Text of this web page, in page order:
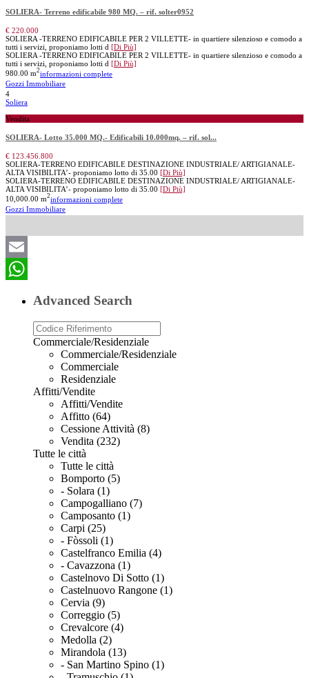
SOLIERA- Terreno edificabile 980 MQ. – rif. solter0952
€ 220.000
SOLIERA -TERRENO EDIFICABILE PER 2 VILLETTE- in quartiere silenzioso e comodo a
tutti i servizi, proponiamo lotti d [Di Più]
SOLIERA -TERRENO EDIFICABILE PER 2 VILLETTE- in quartiere silenzioso e comodo a
tutti i servizi, proponiamo lotti d [Di Più]
980.00 m2informazioni complete
Gozzi Immobiliare
4
Soliera
Vendita
SOLIERA- Lotto 35.000 MQ.- Edificabili 10.000mq. – rif. sol...
€ 123.456.800
SOLIERA-TERRENO EDIFICABILE DESTINAZIONE INDUSTRIALE/ ARTIGIANALE-
ALTA VISIBILITA’- proponiamo lotto di 35.00 [Di Più]
SOLIERA-TERRENO EDIFICABILE DESTINAZIONE INDUSTRIALE/ ARTIGIANALE-
ALTA VISIBILITA’- proponiamo lotto di 35.00 [Di Più]
10,000.00 m2informazioni complete
Gozzi Immobiliare
Email
Advanced Search
Commerciale/Residenziale
Commerciale/Residenziale
Commerciale
Residenziale
Affitti/Vendite
Affitti/Vendite
Affitto (64)
Cessione Attività (8)
Vendita (232)
Tutte le città
Tutte le città
Bomporto (5)
- Solara (1)
Campogalliano (7)
Camposanto (1)
Carpi (25)
- Fòssoli (1)
Castelfranco Emilia (4)
- Cavazzona (1)
Castelnovo Di Sotto (1)
Castelnuovo Rangone (1)
Cervia (9)
Correggio (5)
Crevalcore (4)
Medolla (2)
Mirandola (13)
- San Martino Spino (1)